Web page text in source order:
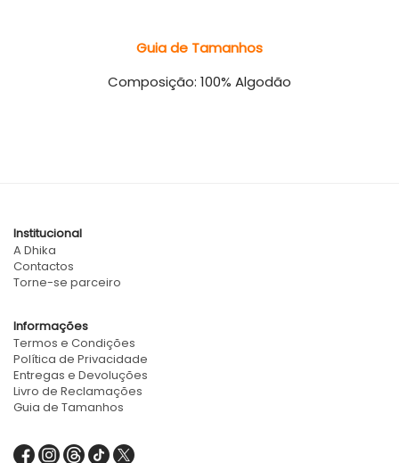
Guia de Tamanhos
Composição: 100% Algodão
Institucional
A Dhika
Contactos
Torne-se parceiro
Informações
Termos e Condições
Política de Privacidade
Entregas e Devoluções
Livro de Reclamações
Guia de Tamanhos